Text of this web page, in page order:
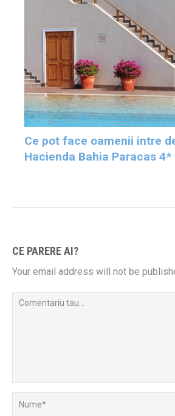
Ce pot face oamenii intre
Hacienda Bahia Paracas 4*
CE PARERE AI?
Your email address will not be